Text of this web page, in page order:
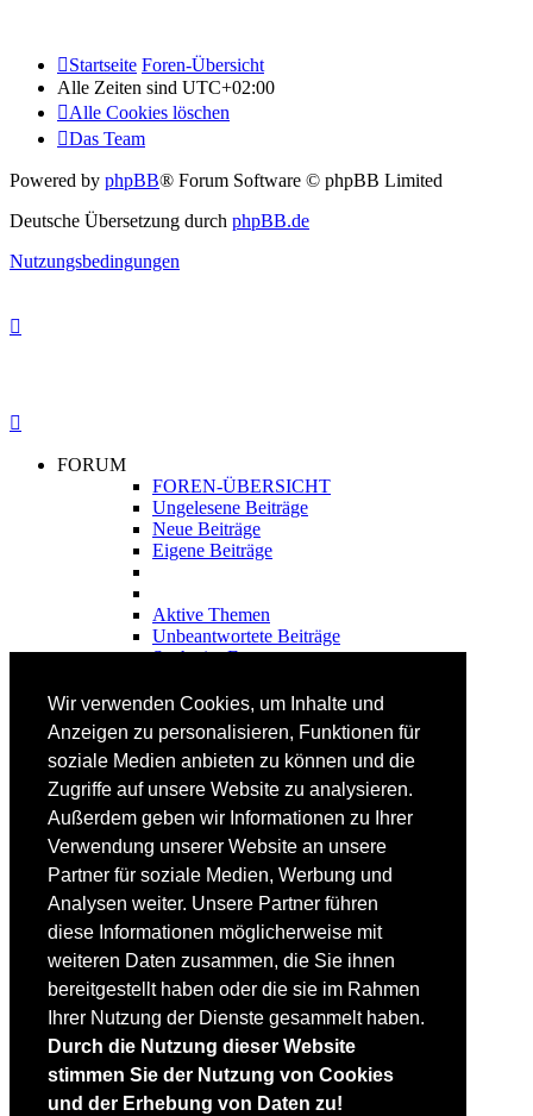
Wir verwenden Cookies, um Inhalte und
Anzeigen zu personalisieren, Funktionen für
soziale Medien anbieten zu können und die
Zugriffe auf unsere Website zu analysieren.
Außerdem geben wir Informationen zu Ihrer
Verwendung unserer Website an unsere
Partner für soziale Medien, Werbung und
Analysen weiter. Unsere Partner führen
diese Informationen möglicherweise mit
weiteren Daten zusammen, die Sie ihnen
bereitgestellt haben oder die sie im Rahmen
Ihrer Nutzung der Dienste gesammelt haben.
Durch die Nutzung dieser Website
stimmen Sie der Nutzung von Cookies
und der Erhebung von Daten zu!
Startseite Foren-Übersicht
Alle Zeiten sind UTC+02:00
Alle Cookies löschen
Das Team
Powered by phpBB® Forum Software © phpBB Limited
Deutsche Übersetzung durch phpBB.de
Nutzungsbedingungen
FORUM
FOREN-ÜBERSICHT
Ungelesene Beiträge
Neue Beiträge
Eigene Beiträge
Aktive Themen
Unbeantwortete Beiträge
Suche im Forum
FAHRTECHNIK
Fortgeschrittene
Lehrplan
Videoanalyse
SKI
SKITEST
Ski-FAQ
Tipps Ski-Kauf
Ski-Typen
Skishops
EQUIPMENT
Skibekleidung
Skischuhe
Bootfitting
Skihelme
Skiservice selbst